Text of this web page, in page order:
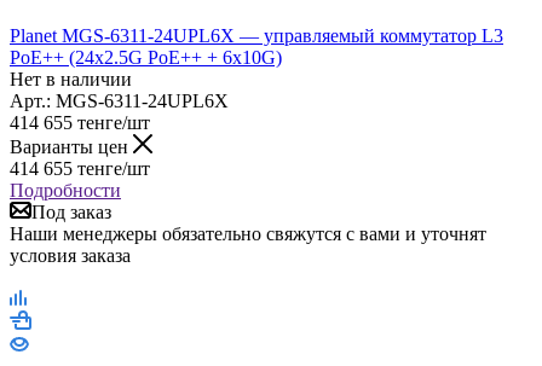
Planet MGS-6311-24UPL6X — управляемый коммутатор L3
PoE++ (24x2.5G PoE++ + 6x10G)
Нет в наличии
Арт.: MGS-6311-24UPL6X
414 655 тенге/шт
Варианты цен
414 655 тенге/шт
Подробности
Под заказ
Наши менеджеры обязательно свяжутся с вами и уточнят
условия заказа